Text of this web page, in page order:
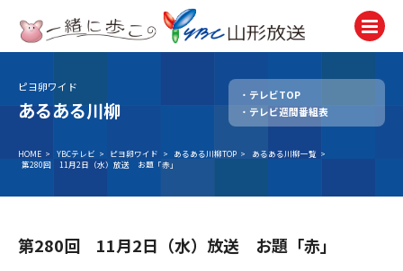
テレビ
TV
ラジオ
Radio
ピヨ卵ワイド
あるある川柳
テレビTOP
テレビ週間番組表
HOME > YBCテレビ > ピヨ卵ワイド > あるある川柳TOP > あるある川柳一覧 >
第280回 11月2日（水）放送 お題「赤」
第280回 11月2日（水）放送 お題「赤」